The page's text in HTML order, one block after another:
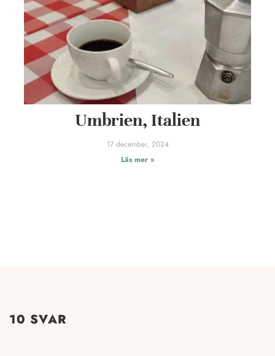
Umbrien, Italien
17 december, 2024
Läs mer »
10 SVAR